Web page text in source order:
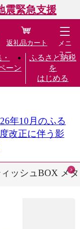
震緊急支援
ーン
ふるさと納税
を
はじめる
返礼品カート
メニ
ュー
年10月のふる
改正に伴う影
ッシュBOX メ